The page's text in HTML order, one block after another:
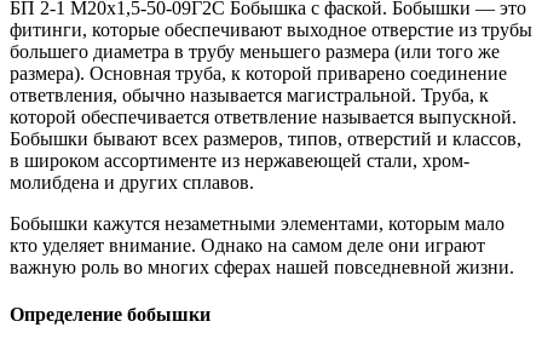
БП 2-1 М20х1,5-50-09Г2С Бобышка с фаской. Бобышки — это
фитинги, которые обеспечивают выходное отверстие из трубы
большего диаметра в трубу меньшего размера (или того же
размера). Основная труба, к которой приварено соединение
ответвления, обычно называется магистральной. Труба, к
которой обеспечивается ответвление называется выпускной.
Бобышки бывают всех размеров, типов, отверстий и классов,
в широком ассортименте из нержавеющей стали, хром-
молибдена и других сплавов.
Бобышки кажутся незаметными элементами, которым мало
кто уделяет внимание. Однако на самом деле они играют
важную роль во многих сферах нашей повседневной жизни.
Определение бобышки